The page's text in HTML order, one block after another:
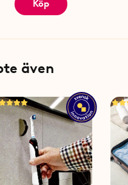
Köp
även